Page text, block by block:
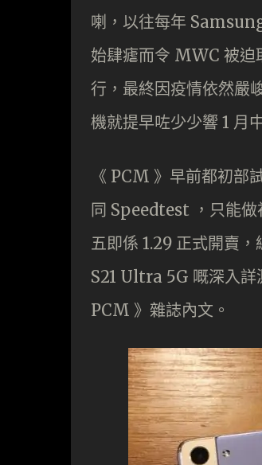
喇，以往每年
始肆瘧而令 MWC 被迫
行，最終因疫情依然嚴
機就提早咗少少響 1 月
《 PCM 》早前都初部
同 Speedtest ，只能
五即係 1.29 正式開賣
S21 Ultra 5G 嘅深入詳
PCM 》雜誌內文。